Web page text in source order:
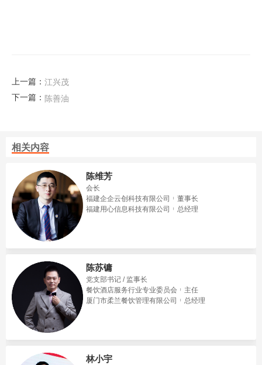
上一篇： 江兴茂
下一篇： 陈善油
相关内容
陈维芳
会长
福建企企云创科技有限公司
董事长
福建用心信息科技有限公司
总经理
陈苏镛
党支部书记 / 监事长
餐饮酒店服务行业专业委员会
主任
厦门市柔兰餐饮管理有限公司
总经理
林小宇